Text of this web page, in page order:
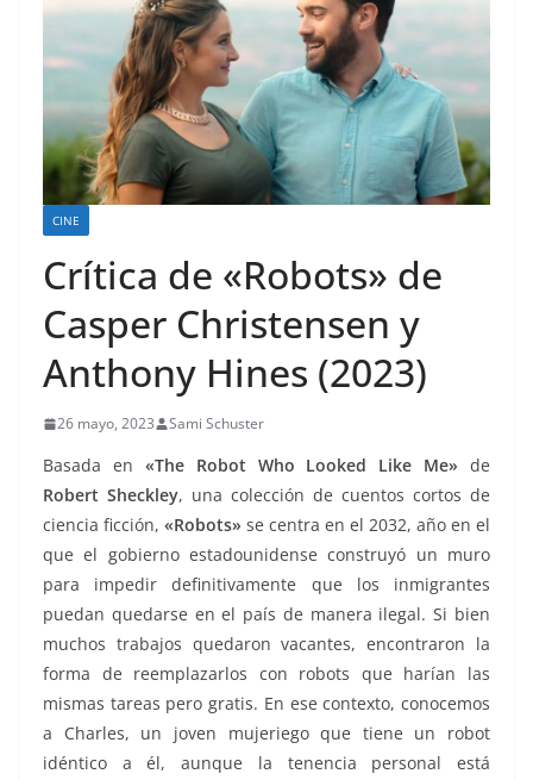
CINE
Crítica de «Robots» de
Casper Christensen y
Anthony Hines (2023)
26 mayo, 2023 Sami Schuster
Basada en «The Robot Who Looked Like Me» de
Robert Sheckley, una colección de cuentos cortos de
ciencia ficción, «Robots» se centra en el 2032, año en el
que el gobierno estadounidense construyó un muro
para impedir definitivamente que los inmigrantes
puedan quedarse en el país de manera ilegal. Si bien
muchos trabajos quedaron vacantes, encontraron la
forma de reemplazarlos con robots que harían las
mismas tareas pero gratis. En ese contexto, conocemos
a Charles, un joven mujeriego que tiene un robot
idéntico a él, aunque la tenencia personal está